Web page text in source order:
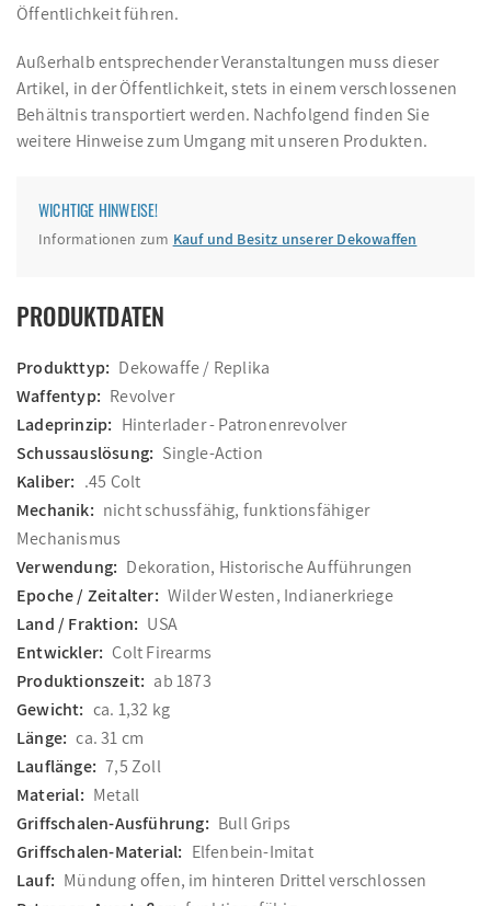
Öffentlichkeit führen.
Außerhalb entsprechender Veranstaltungen muss dieser
Artikel, in der Öffentlichkeit, stets in einem verschlossenen
Behältnis transportiert werden. Nachfolgend finden Sie
weitere Hinweise zum Umgang mit unseren Produkten.
WICHTIGE HINWEISE!
Informationen zum Kauf und Besitz unserer Dekowaffen
PRODUKTDATEN
Produkttyp: Dekowaffe / Replika
Waffentyp: Revolver
Ladeprinzip: Hinterlader - Patronenrevolver
Schussauslösung: Single-Action
Kaliber: .45 Colt
Mechanik: nicht schussfähig, funktionsfähiger
Mechanismus
Verwendung: Dekoration, Historische Aufführungen
Epoche / Zeitalter: Wilder Westen, Indianerkriege
Land / Fraktion: USA
Entwickler: Colt Firearms
Produktionszeit: ab 1873
Gewicht: ca. 1,32 kg
Länge: ca. 31 cm
Lauflänge: 7,5 Zoll
Material: Metall
Griffschalen-Ausführung: Bull Grips
Griffschalen-Material: Elfenbein-Imitat
Lauf: Mündung offen, im hinteren Drittel verschlossen